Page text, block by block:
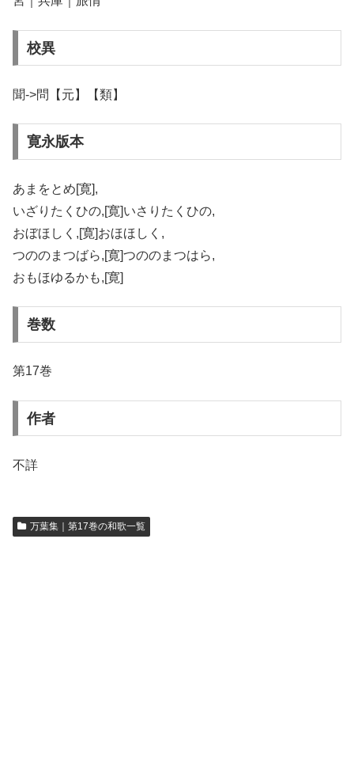
校異
聞->問【元】【類】
寛永版本
あまをとめ[寛],
いざりたくひの,[寛]いさりたくひの,
おぼほしく,[寛]おほほしく,
つののまつばら,[寛]つののまつはら,
おもほゆるかも,[寛]
巻数
第17巻
作者
不詳
万葉集｜第17巻の和歌一覧